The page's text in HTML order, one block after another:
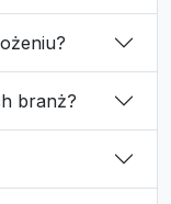
branż?